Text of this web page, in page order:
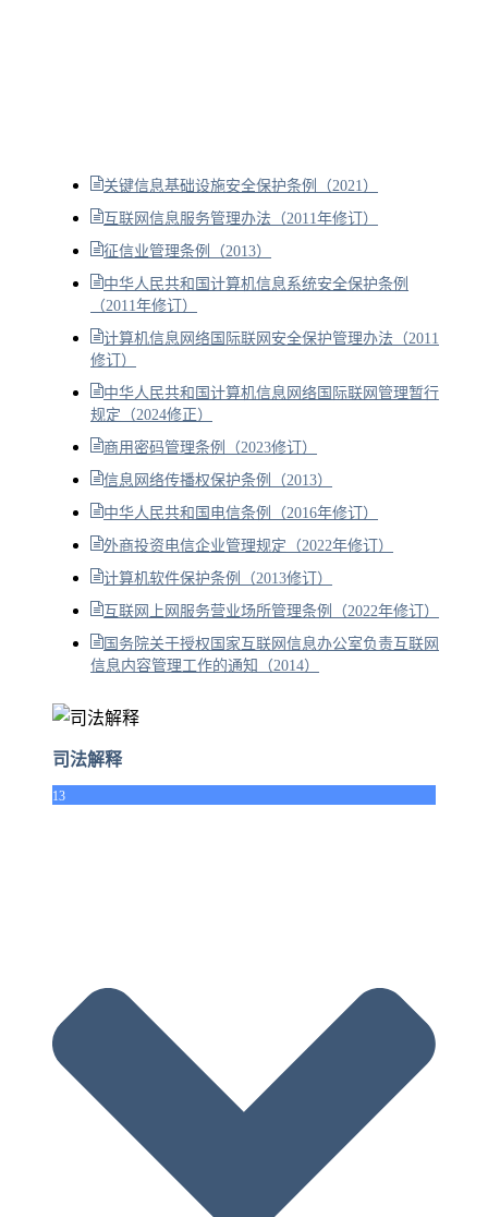
关键信息基础设施安全保护条例（2021）
互联网信息服务管理办法（2011年修订）
征信业管理条例（2013）
中华人民共和国计算机信息系统安全保护条例
（2011年修订）
计算机信息网络国际联网安全保护管理办法（2011
修订）
中华人民共和国计算机信息网络国际联网管理暂行
规定（2024修正）
商用密码管理条例（2023修订）
信息网络传播权保护条例（2013）
中华人民共和国电信条例（2016年修订）
外商投资电信企业管理规定（2022年修订）
计算机软件保护条例（2013修订）
互联网上网服务营业场所管理条例（2022年修订）
国务院关于授权国家互联网信息办公室负责互联网
信息内容管理工作的通知（2014）
司法解释
13